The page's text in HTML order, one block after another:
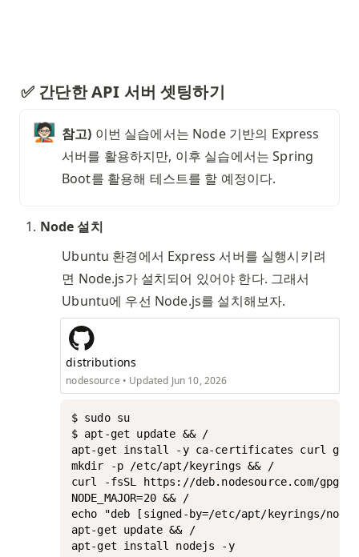
✅ 간단한 API 서버 셋팅하기
🧑🏻‍🏫 참고) 이번 실습에서는 Node 기반의 Express
서버를 활용하지만, 이후 실습에서는 Spring
Boot를 활용해 테스트를 할 예정이다.
Node 설치
Ubuntu 환경에서 Express 서버를 실행시키려
면 Node.js가 설치되어 있어야 한다. 그래서
Ubuntu에 우선 Node.js를 설치해보자.
distributions
nodesource • Updated Jun 10, 2026
$ sudo su
$ apt-get update && /
apt-get install -y ca-certificates curl
mkdir -p /etc/apt/keyrings && /
curl -fsSL https://deb.nodesource.com/
NODE_MAJOR=20 && /
echo "deb [signed-by=/etc/apt/keyrings/
apt-get update && /
apt-get install nodejs -y